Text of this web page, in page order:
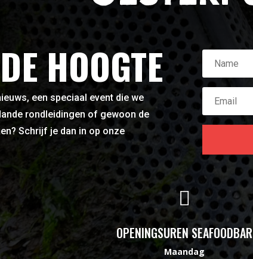
HOOGTE
een speciaal event die we
rondleidingen of gewoon de
Schrijf je dan in op onze

OPENINGSUREN SEAFOODBAR
Maandag